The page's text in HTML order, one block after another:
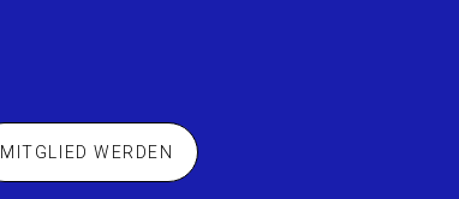
MITGLIED WERDEN